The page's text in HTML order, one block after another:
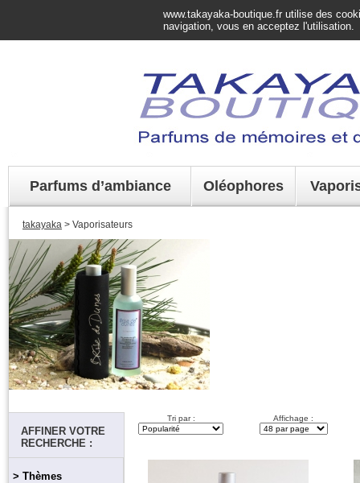
www.takayaka-boutique.fr utilise des
navigation, vous en acceptez l'utilisation.
Parfums d’ambiance Oléophores
takayaka > Vaporisateurs
AFFINER VOTRE
RECHERCHE :
> Thèmes
Tri par : Affichage :